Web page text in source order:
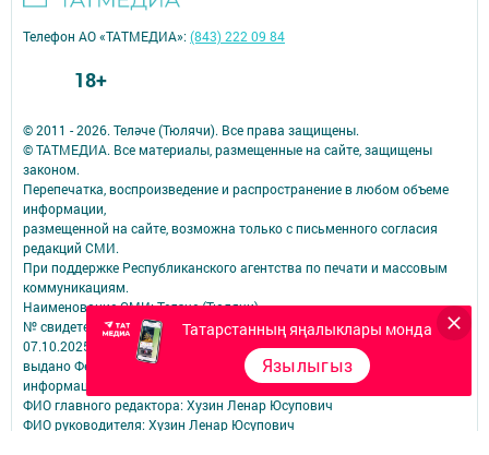
Татарстанның яңалыклары монда
Язылыгыз
© 2011 - 2026. Теләче (Тюлячи). Все права защищены.
© ТАТМЕДИА. Все материалы, размещенные на сайте, защищены
законом.
Перепечатка, воспроизведение и распространение в любом объеме
информации,
размещенной на сайте, возможна только с письменного согласия
редакций СМИ.
При поддержке Республиканского агентства по печати и массовым
коммуникациям.
Наименование СМИ: Теләче (Тюлячи)
№ свидетельства о регистрации СМИ, дата: ЭЛ № ФС 77-90169 от
07.10.2025
выдано Федеральной службой по надзору в сфере связи,
информационных технологий и массовых коммуникаций
ФИО главного редактора: Хузин Ленар Юсупович
ФИО руководителя: Хузин Ленар Юсупович
Телефон АО «ТАТМЕДИА»:(843) 222 09 84
18+